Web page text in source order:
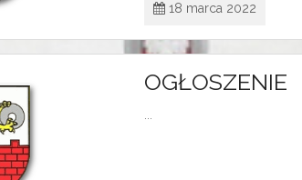
18 marca 2022
OGŁOSZENIE
...